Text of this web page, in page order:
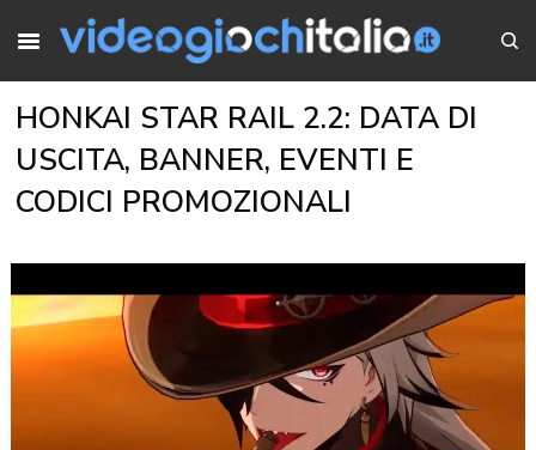
HONKAI STAR RAIL 2.2: DATA DI
USCITA, BANNER, EVENTI E
CODICI PROMOZIONALI